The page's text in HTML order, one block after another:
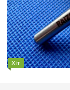
Хіт